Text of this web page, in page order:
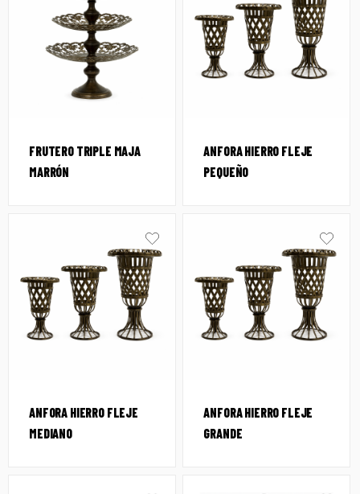
FRUTERO TRIPLE MAJA
MARRÓN
ANFORA HIERRO FLEJE
PEQUEÑO
ANFORA HIERRO FLEJE
MEDIANO
ANFORA HIERRO FLEJE
GRANDE